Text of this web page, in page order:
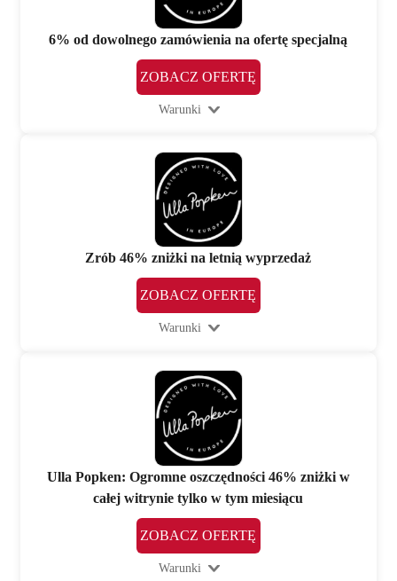
6% od dowolnego zamówienia na ofertę specjalną
ZOBACZ OFERTĘ
Warunki
Zrób 46% zniżki na letnią wyprzedaż
ZOBACZ OFERTĘ
Warunki
Ulla Popken: Ogromne oszczędności 46% zniżki w
całej witrynie tylko w tym miesiącu
ZOBACZ OFERTĘ
Warunki